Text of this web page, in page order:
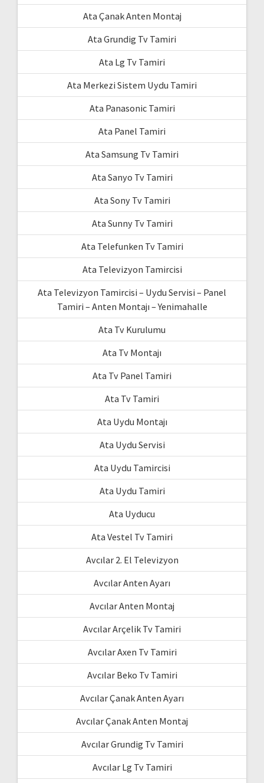
Ata Çanak Anten Montaj
Ata Grundig Tv Tamiri
Ata Lg Tv Tamiri
Ata Merkezi Sistem Uydu Tamiri
Ata Panasonic Tamiri
Ata Panel Tamiri
Ata Samsung Tv Tamiri
Ata Sanyo Tv Tamiri
Ata Sony Tv Tamiri
Ata Sunny Tv Tamiri
Ata Telefunken Tv Tamiri
Ata Televizyon Tamircisi
Ata Televizyon Tamircisi – Uydu Servisi – Panel
Tamiri – Anten Montajı – Yenimahalle
Ata Tv Kurulumu
Ata Tv Montajı
Ata Tv Panel Tamiri
Ata Tv Tamiri
Ata Uydu Montajı
Ata Uydu Servisi
Ata Uydu Tamircisi
Ata Uydu Tamiri
Ata Uyducu
Ata Vestel Tv Tamiri
Avcılar 2. El Televizyon
Avcılar Anten Ayarı
Avcılar Anten Montaj
Avcılar Arçelik Tv Tamiri
Avcılar Axen Tv Tamiri
Avcılar Beko Tv Tamiri
Avcılar Çanak Anten Ayarı
Avcılar Çanak Anten Montaj
Avcılar Grundig Tv Tamiri
Avcılar Lg Tv Tamiri